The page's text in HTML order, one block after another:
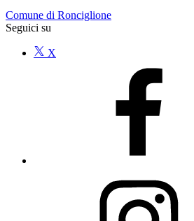
Comune di Ronciglione
Seguici su
X